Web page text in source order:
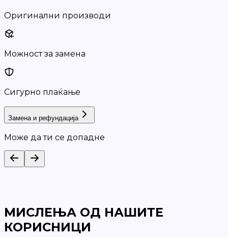
Оригинални производи
Можност за замена
Сигурно плаќање
Замена и рефундација
Може да ти се допадне
МИСЛЕЊА ОД НАШИТЕ
КОРИСНИЦИ